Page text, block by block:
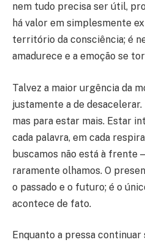
nem tudo precisa ser útil,
há valor em simplesmente
território da consciência; é
amadurece e a emoção se
Talvez a maior urgência da
justamente a de
mas para estar mais. Estar
cada palavra, em cada
buscamos não está à frente
raramente olhamos. O
o passado e o futuro; é o
acontece de fato.
Enquanto a pressa